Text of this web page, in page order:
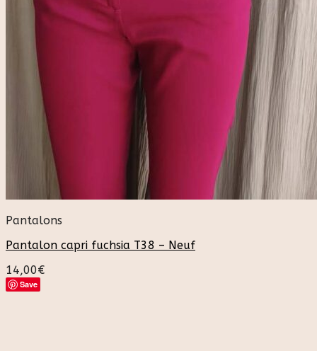
Pantalons
Pantalon capri fuchsia T38 – Neuf
14,00€
Save